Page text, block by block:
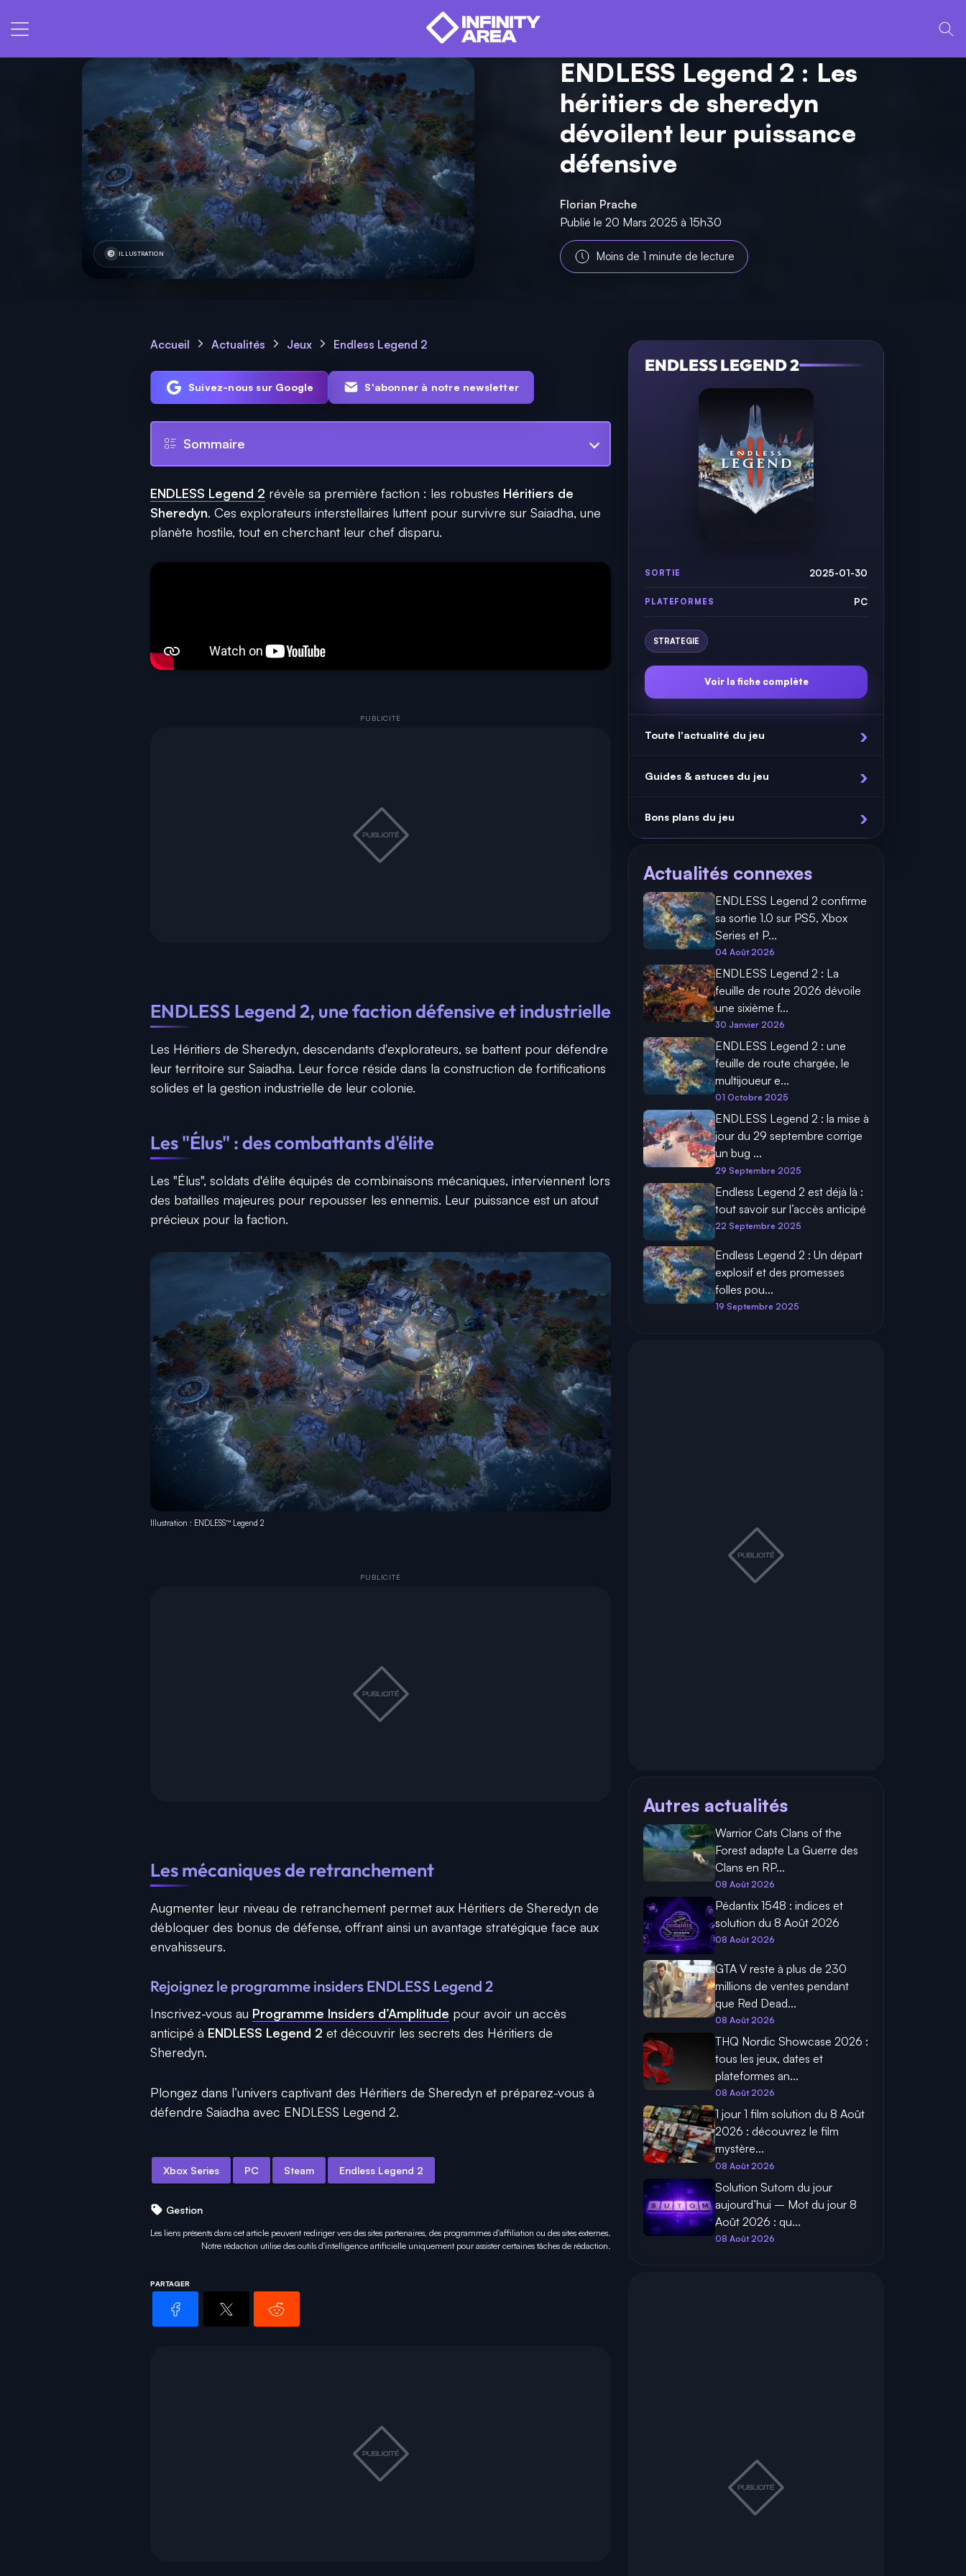
ILLUSTRATION
ENDLESS Legend 2 : Les
héritiers de sheredyn
dévoilent leur puissance
défensive
Florian Prache
Publié le 20 Mars 2025 à 15h30
Moins de 1 minute de lecture
Accueil Actualités Jeux Endless Legend 2
Suivez-nous sur Google S'abonner à notre newsletter
Sommaire
ENDLESS Legend 2 révèle sa première faction : les robustes Héritiers de
Sheredyn. Ces explorateurs interstellaires luttent pour survivre sur Saiadha, une
planète hostile, tout en cherchant leur chef disparu.
ENDLESS Legend 2, une faction défensive et industrielle
Les Héritiers de Sheredyn, descendants d'explorateurs, se battent pour défendre
leur territoire sur Saiadha. Leur force réside dans la construction de fortifications
solides et la gestion industrielle de leur colonie.
Les "Élus" : des combattants d'élite
Les "Élus", soldats d'élite équipés de combinaisons mécaniques, interviennent lors
des batailles majeures pour repousser les ennemis. Leur puissance est un atout
précieux pour la faction.
Illustration : ENDLESS™ Legend 2
Les mécaniques de retranchement
Augmenter leur niveau de retranchement permet aux Héritiers de Sheredyn de
débloquer des bonus de défense, offrant ainsi un avantage stratégique face aux
envahisseurs.
Rejoignez le programme insiders ENDLESS Legend 2
Inscrivez-vous au Programme Insiders d’Amplitude pour avoir un accès
anticipé à ENDLESS Legend 2 et découvrir les secrets des Héritiers de
Sheredyn.
Plongez dans l’univers captivant des Héritiers de Sheredyn et préparez-vous à
défendre Saiadha avec ENDLESS Legend 2.
Xbox Series PC Steam Endless Legend 2
Gestion
Les liens présents dans cet article peuvent rediriger vers des sites partenaires, des programmes d'affiliation ou des sites externes.
Notre rédaction utilise des outils d'intelligence artificielle uniquement pourassister certaines tâches de rédaction.
PARTAGER
ENDLESS LEGEND 2
SORTIE 2025-01-30
PLATEFORMES PC
STRATEGIE
Voir la fiche complète
Toute l'actualité du jeu
Guides & astuces du jeu
Bons plans du jeu
Actualités connexes
ENDLESS Legend 2 confirme
sa sortie 1.0 sur PS5, Xbox
Series et P...
04 Août 2026
ENDLESS Legend 2 : La
feuille de route 2026 dévoile
une sixième f...
30 Janvier 2026
ENDLESS Legend 2 : une
feuille de route chargée, le
multijoueur e...
01 Octobre 2025
ENDLESS Legend 2 : la mise à
jour du 29 septembre corrige
un bug ...
29 Septembre 2025
Endless Legend 2 est déjà là :
tout savoir sur l’accès anticipé
22 Septembre 2025
Endless Legend 2 : Un départ
explosif et des promesses
folles pou...
19 Septembre 2025
Autres actualités
Warrior Cats Clans of the
Forest adapte La Guerre des
Clans en RP...
08 Août 2026
Pédantix 1548 : indices et
solution du 8 Août 2026
08 Août 2026
GTA V reste à plus de 230
millions de ventes pendant
que Red Dead...
08 Août 2026
THQ Nordic Showcase 2026 :
tous les jeux, dates et
plateformes an...
08 Août 2026
1 jour 1 film solution du 8 Août
2026 : découvrez le film
mystère...
08 Août 2026
Solution Sutom du jour
aujourd’hui – Mot du jour 8
Août 2026 : qu...
08 Août 2026